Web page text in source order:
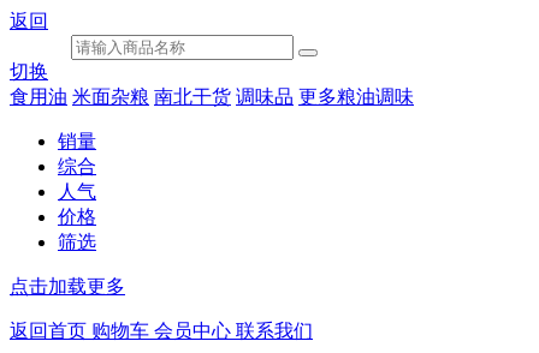
返回
切换
食用油 米面杂粮 南北干货 调味品 更多粮油调味
销量
综合
人气
价格
筛选
点击加载更多
返回首页 购物车 会员中心 联系我们